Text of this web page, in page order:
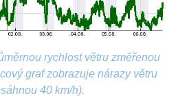
rychlost větru změřenou
graf zobrazuje nárazy větru
40 km/h).